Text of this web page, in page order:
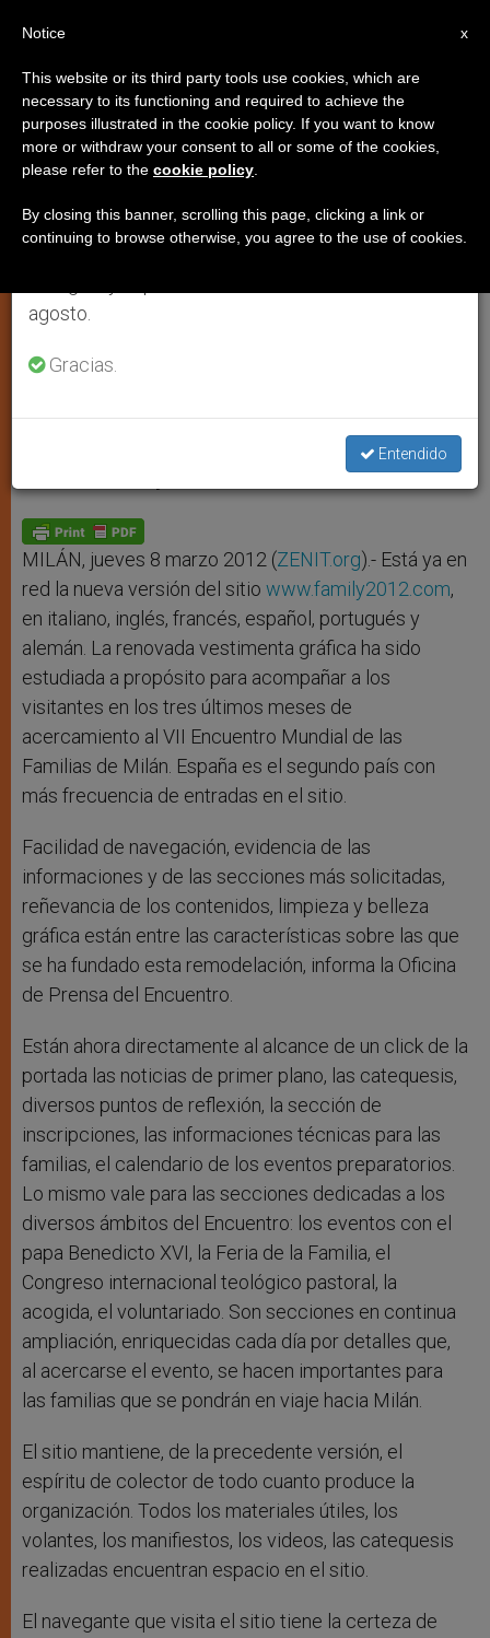
Nuevo sitio plurilingüe del
Encuentro Mundial de las
Familias
Desde enero, más de 160.000 visitas
W
s
p
p
M
e
g
e
r
F
b
o
k
T
t
S
e
MILÁN, jueves 8 marzo 2012 (ZENIT.org).- Está ya en
red la nueva versión del sitio www.family2012.com,
en italiano, inglés, francés, español, portugués y
alemán. La renovada vestimenta gráfica ha sido
estudiada a propósito para acompañar a los
visitantes en los tres últimos meses de
acercamiento al VII Encuentro Mundial de las
Familias de Milán. España es el segundo país con
más frecuencia de entradas en el sitio.
Facilidad de navegación, evidencia de las
informaciones y de las secciones más solicitadas,
reñevancia de los contenidos, limpieza y belleza
gráfica están entre las características sobre las que
se ha fundado esta remodelación, informa la Oficina
de Prensa del Encuentro.
Están ahora directamente al alcance de un click de la
portada las noticias de primer plano, las catequesis,
diversos puntos de reflexión, la sección de
inscripciones, las informaciones técnicas para las
familias, el calendario de los eventos preparatorios.
Lo mismo vale para las secciones dedicadas a los
diversos ámbitos del Encuentro: los eventos con el
papa Benedicto XVI, la Feria de la Familia, el
Congreso internacional teológico pastoral, la
acogida, el voluntariado. Son secciones en continua
ampliación, enriquecidas cada día por detalles que,
al acercarse el evento, se hacen importantes para
las familias que se pondrán en viaje hacia Milán.
El sitio mantiene, de la precedente versión, el
espíritu de colector de todo cuanto produce la
organización. Todos los materiales útiles, los
volantes, los manifiestos, los videos, las catequesis
realizadas encuentran espacio en el sitio.
El navegante que visita el sitio tiene la certeza de
×
Aviso importante
Del 27 de julio al 7 de agosto haremos la pausa
anual, aprovechando que en el periodo de verano
se generan menos informaciones y también el
agosto.
Gracias.
Entendido
x
Notice
This website or its third party tools use cookies, which are
necessary to its functioning and required to achieve the
purposes illustrated in the cookie policy. If you want to know
more or withdraw your consent to all or some of the cookies,
please refer to the cookie policy
By closing this banner, scrolling this page, clicking a link or
continuing to browse otherwise, you agree to the use of cookies.